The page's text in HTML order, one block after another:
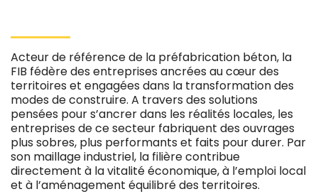
Acteur de référence de la préfabrication béton, la
FIB fédère des entreprises ancrées au cœur des
territoires et engagées dans la transformation des
modes de construire. A travers des solutions
pensées pour s’ancrer dans les réalités locales, les
entreprises de ce secteur fabriquent des ouvrages
plus sobres, plus performants et faits pour durer. Par
son maillage industriel, la filière contribue
directement à la vitalité économique, à l’emploi local
et à l’aménagement équilibré des territoires.